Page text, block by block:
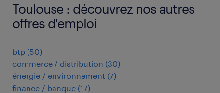
Toulouse : découvrez nos autres
offres d'emploi
btp (50)
commerce / distribution (30)
énergie / environnement (7)
finance / banque (17)